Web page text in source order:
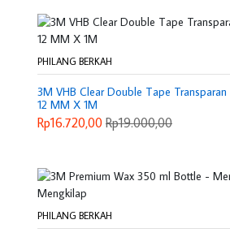
PHILANG BERKAH
3M VHB Clear Double Tape Transparan
12 MM X 1M
Rp16.720,00 Rp19.000,00
PHILANG BERKAH